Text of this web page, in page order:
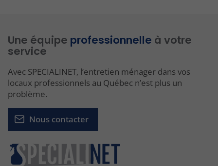
Une équipe professionnelle à votre
service
Avec SPECIALINET, l’entretien ménager dans vos
locaux professionnels au Québec n’est plus un
problème.
Nous contacter